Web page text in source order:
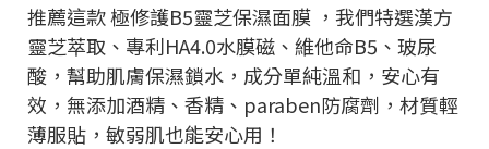
推薦這款 極修護B5靈芝保濕面膜 ，我們特選漢方
靈芝萃取、專利HA4.0水膜磁、維他命B5、玻尿
酸，幫助肌膚保濕鎖水，成分單純溫和，安心有
效，無添加酒精、香精、paraben防腐劑，材質輕
薄服貼，敏弱肌也能安心用！